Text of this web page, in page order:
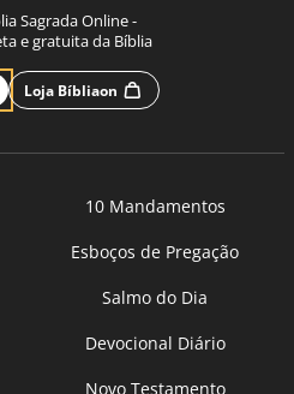
Sagrada Online -
e gratuita da Bíblia
Loja Bíbliaon
10 Mandamentos
Esboços de Pregação
Salmo do Dia
Devocional Diário
Novo Testamento